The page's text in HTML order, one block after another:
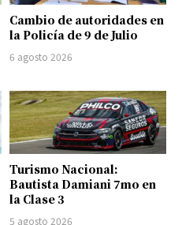
Cambio de autoridades en
la Policía de 9 de Julio
6 agosto 2026
Turismo Nacional:
Bautista Damiani 7mo en
la Clase 3
5 agosto 2026